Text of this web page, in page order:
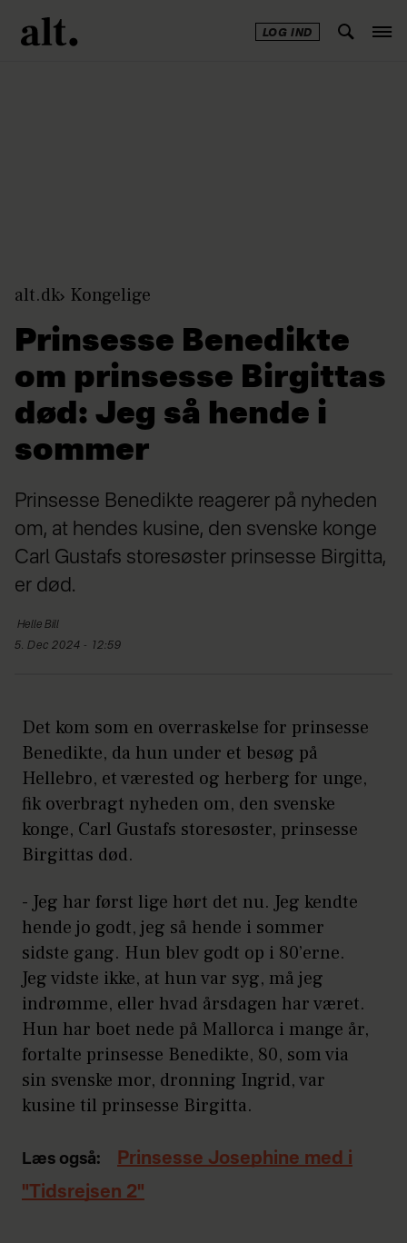
LOG IND
alt.dk Kongelige
Prinsesse Benedikte
om prinsesse Birgittas
død: Jeg så hende i
sommer
Prinsesse Benedikte reagerer på nyheden
om, at hendes kusine, den svenske konge
Carl Gustafs storesøster prinsesse Birgitta,
er død.
Helle Bill
5. Dec 2024 - 12:59
Det kom som en overraskelse for prinsesse
Benedikte, da hun under et besøg på
Hellebro, et værested og herberg for unge,
fik overbragt nyheden om, den svenske
konge, Carl Gustafs storesøster, prinsesse
Birgittas død.
- Jeg har først lige hørt det nu. Jeg kendte
hende jo godt, jeg så hende i sommer
sidste gang. Hun blev godt op i 80’erne.
Jeg vidste ikke, at hun var syg, må jeg
indrømme, eller hvad årsdagen har været.
Hun har boet nede på Mallorca i mange år,
fortalte prinsesse Benedikte, 80, som via
sin svenske mor, dronning Ingrid, var
kusine til prinsesse Birgitta.
Læs også:
Prinsesse Josephine med i
"Tidsrejsen 2"